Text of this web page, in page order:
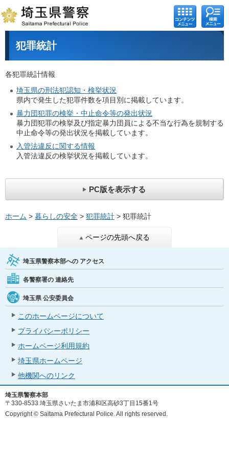
コンテ
ンツメ
ニュー
検索メ
ニュー
犯罪統計
各犯罪統計情報
埼玉県の刑法犯認知・検挙状況
県内で発生した犯罪件数を項目別に掲載しています。
暴力団犯罪の検挙・中止命令等の発出状況
暴力団犯罪の検挙及び指定暴力団員による不当な行為を規制する
中止命令等の発出状況を掲載しています。
入管法違反に関する情報
入管法違反の検挙状況を掲載しています。
PC版を表示する
ホーム > 暮らしの安全 > 犯罪統計 > 犯罪統計
ページの先頭へ戻る
埼玉県警察本部への アクセス
各警察署の 連絡先
埼玉県 公安委員会
このホームページについて
プライバシーポリシー
ホームページ利用規約
埼玉県ホームページ
他機関へのリンク
埼玉県警察本部
〒330-8533 埼玉県さいたま市浦和区高砂3丁目15番1号
Copyright © Saitama Prefectural Police. All rights reserved.